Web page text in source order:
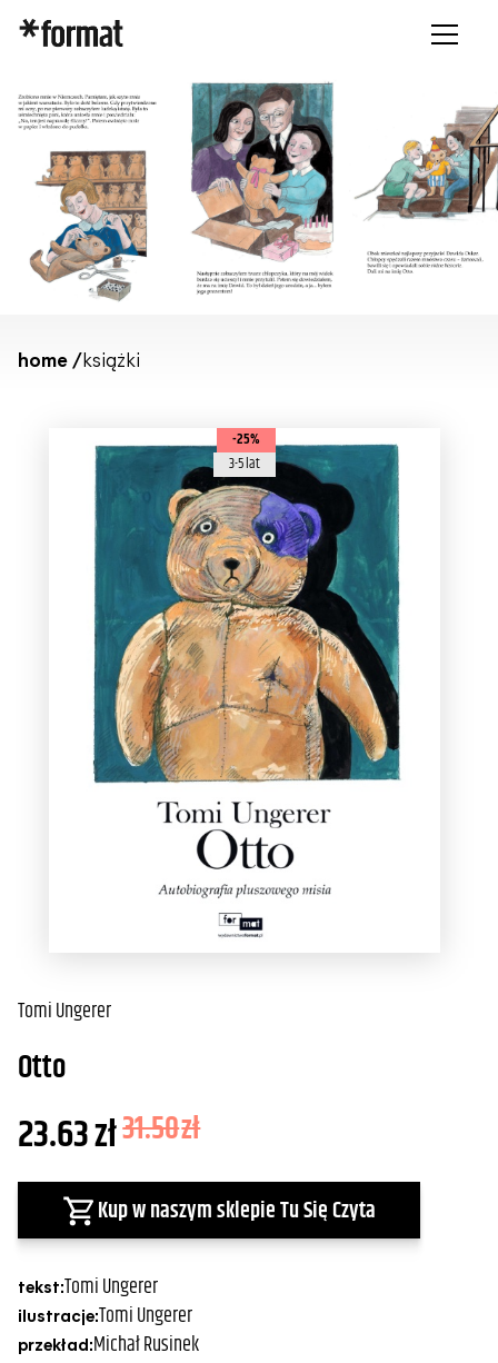
home / książki
-25%
3-5 lat
Tomi Ungerer
Otto
23.63zł31.50zł
Kup w naszym sklepie Tu Się Czyta
tekst:Tomi Ungerer
ilustracje:Tomi Ungerer
przekład:Michał Rusinek